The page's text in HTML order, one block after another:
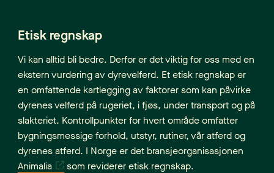
Etisk regnskap
Vi kan alltid bli bedre. Derfor er det viktig for oss med en
ekstern vurdering av dyrevelferd. Et etisk regnskap er
en omfattende kartlegging av faktorer som kan påvirke
dyrenes velferd på rugeriet, i fjøs, under transport og på
slakteriet. Kontrollpunkter for hvert område omfatter
bygningsmessige forhold, utstyr, rutiner, vår atferd og
dyrenes atferd. I Norge er det bransjeorganisasjonen
Animalia
som reviderer etisk regnskap.